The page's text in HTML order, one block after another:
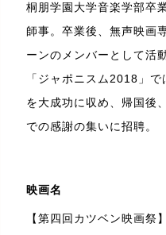
桐朋学園大学音楽学部卒
師事。卒業後、無声映画
ーンのメンバーとして活動
「ジャポニスム2018」
を大成功に収め、帰国後
での感謝の集いに招聘。
映画名
【第四回カツベン映画祭